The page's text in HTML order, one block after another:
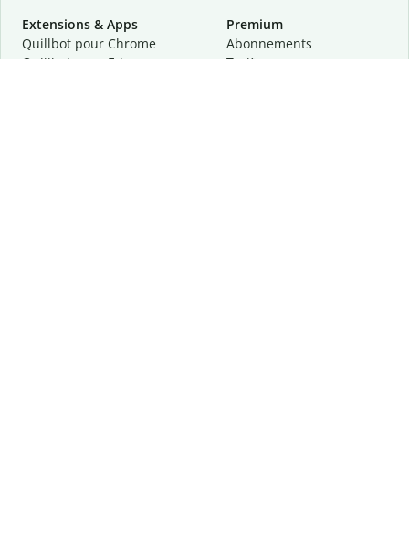
Extensions & Apps
Quillbot pour Chrome
Quillbot pour Edge
Premium
Abonnements
Tarifs